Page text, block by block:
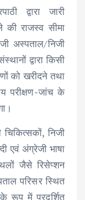
द्वारा जारी
राजस्व सीमा
अस्पताल/निजी
द्वारा किसी
को खरीदने तथा
परीक्षण-जांच के
चिकित्सकों, निजी
एवं अंग्रेजी भाषा
जैसे रिसेप्शन
परिसर स्थित
रूप में प्रदर्शित